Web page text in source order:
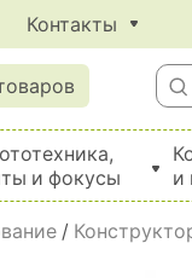
Контакты
и фокусы
и
/